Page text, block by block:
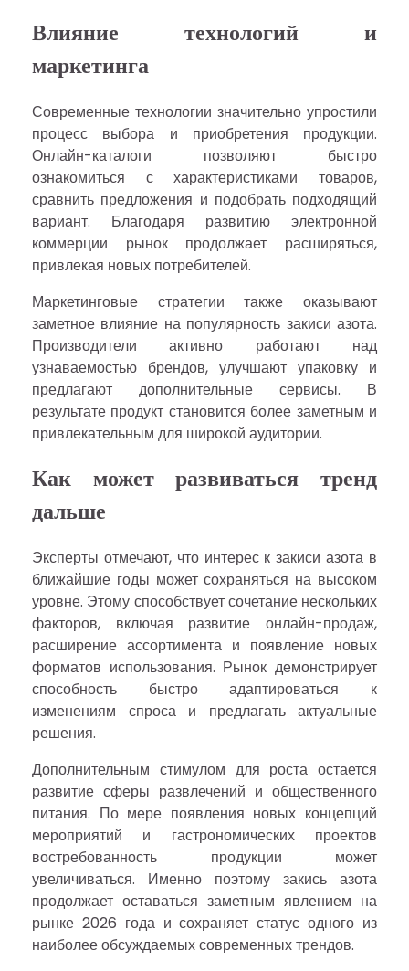
Влияние технологий и
маркетинга
Современные технологии значительно упростили
процесс выбора и приобретения продукции.
Онлайн-каталоги позволяют быстро
ознакомиться с характеристиками товаров,
сравнить предложения и подобрать подходящий
вариант. Благодаря развитию электронной
коммерции рынок продолжает расширяться,
привлекая новых потребителей.
Маркетинговые стратегии также оказывают
заметное влияние на популярность закиси азота.
Производители активно работают над
узнаваемостью брендов, улучшают упаковку и
предлагают дополнительные сервисы. В
результате продукт становится более заметным и
привлекательным для широкой аудитории.
Как может развиваться тренд
дальше
Эксперты отмечают, что интерес к закиси азота в
ближайшие годы может сохраняться на высоком
уровне. Этому способствует сочетание нескольких
факторов, включая развитие онлайн-продаж,
расширение ассортимента и появление новых
форматов использования. Рынок демонстрирует
способность быстро адаптироваться к
изменениям спроса и предлагать актуальные
решения.
Дополнительным стимулом для роста остается
развитие сферы развлечений и общественного
питания. По мере появления новых концепций
мероприятий и гастрономических проектов
востребованность продукции может
увеличиваться. Именно поэтому закись азота
продолжает оставаться заметным явлением на
рынке 2026 года и сохраняет статус одного из
наиболее обсуждаемых современных трендов.